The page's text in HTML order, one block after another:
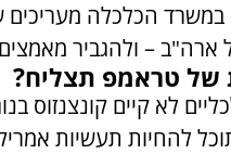
במשרד הכלכלה
– ולהגביר
של טראמפ תצליח?
לא קיים קונצנזוס
להחיות תעשיות